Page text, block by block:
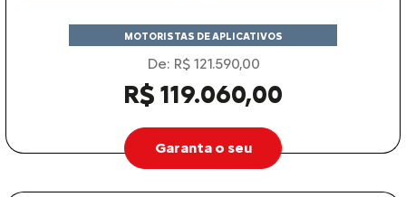
MOTORISTAS DE APLICATIVOS
De: R$ 121.590,00
R$ 119.060,00
Garanta o seu